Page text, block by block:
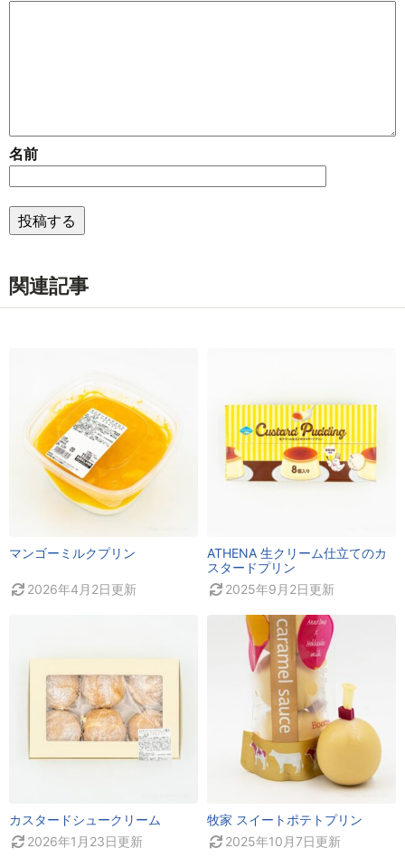
名前
関連記事
マンゴーミルクプリン
2026年4月2日更新
ATHENA 生クリーム仕立てのカ
スタードプリン
2025年9月2日更新
カスタードシュークリーム
2026年1月23日更新
牧家 スイートポテトプリン
2025年10月7日更新